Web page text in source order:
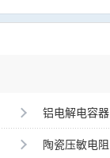
铝电解电容器
陶瓷压敏电阻